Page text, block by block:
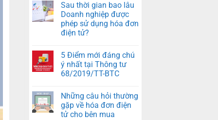
Sau thời gian bao lâu
Doanh nghiệp được
phép sử dụng hóa đơn
điện tử?
5 Điểm mới đáng chú
ý nhất tại Thông tư
68/2019/TT-BTC
Những câu hỏi thường
gặp về hóa đơn điện
tử cho bên mua